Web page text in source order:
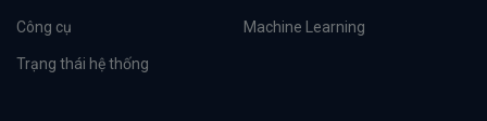
Công cụ Machine Learning
Trạng thái hệ thống